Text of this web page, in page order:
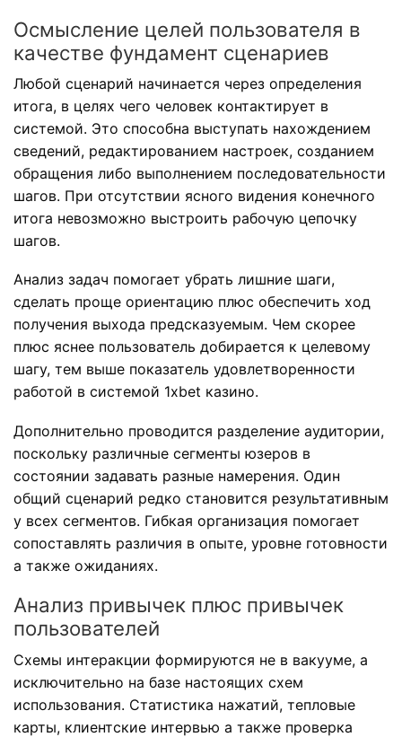
Осмысление целей пользователя в
качестве фундамент сценариев
Любой сценарий начинается через определения
итога, в целях чего человек контактирует в
системой. Это способна выступать нахождением
сведений, редактированием настроек, созданием
обращения либо выполнением последовательности
шагов. При отсутствии ясного видения конечного
итога невозможно выстроить рабочую цепочку
шагов.
Анализ задач помогает убрать лишние шаги,
сделать проще ориентацию плюс обеспечить ход
получения выхода предсказуемым. Чем скорее
плюс яснее пользователь добирается к целевому
шагу, тем выше показатель удовлетворенности
работой в системой 1xbet казино.
Дополнительно проводится разделение аудитории,
поскольку различные сегменты юзеров в
состоянии задавать разные намерения. Один
общий сценарий редко становится результативным
у всех сегментов. Гибкая организация помогает
сопоставлять различия в опыте, уровне готовности
а также ожиданиях.
Анализ привычек плюс привычек
пользователей
Схемы интеракции формируются не в вакууме, а
исключительно на базе настоящих схем
использования. Статистика нажатий, тепловые
карты, клиентские интервью а также проверка